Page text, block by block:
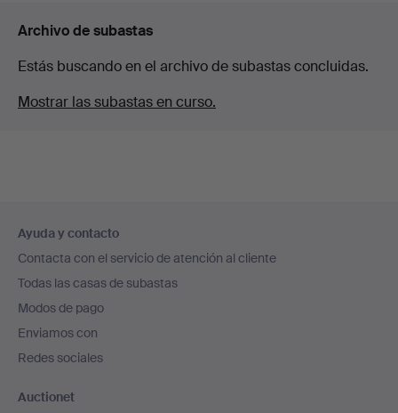
Archivo de subastas
Estás buscando en el archivo de subastas concluidas.
Mostrar las subastas en curso.
en
el
pie
de
página
Ayuda y contacto
Contacta con el servicio de atención al cliente
Todas las casas de subastas
Modos de pago
Enviamos con
Redes sociales
Auctionet